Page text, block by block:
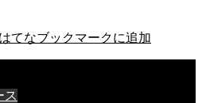
ス